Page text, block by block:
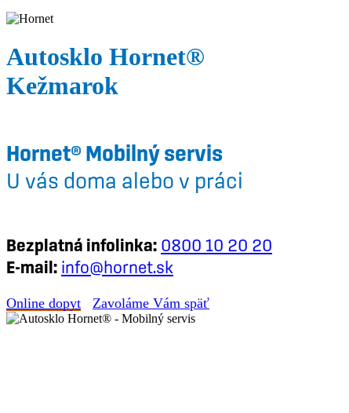
Autosklo Hornet®
Kežmarok
Hornet® Mobilný servis
U vás doma alebo v práci
Bezplatná infolinka: 0800 10 20 20
E-mail: info@hornet.sk
Online dopyt Zavoláme Vám späť